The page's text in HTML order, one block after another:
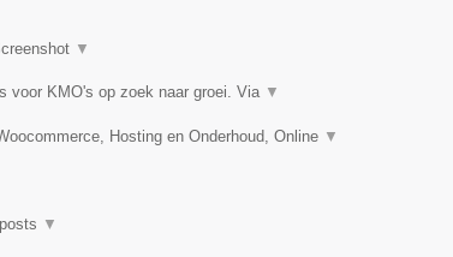
▼
voor KMO's op zoek naar groei. Via ▼
Hosting en Onderhoud, Online ▼
▼